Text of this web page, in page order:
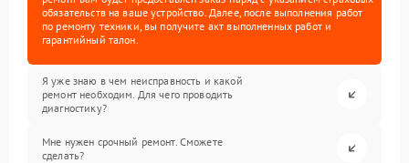
обязательств на ваше устройство. Далее, после выполнения работ
по ремонту техники, вы получите акт выполненных работ и
гарантийный талон.
Я уже знаю в чем неисправность и какой
ремонт необходим. Для чего проводить
диагностику?
Мне нужен срочный ремонт. Сможете
сделать?